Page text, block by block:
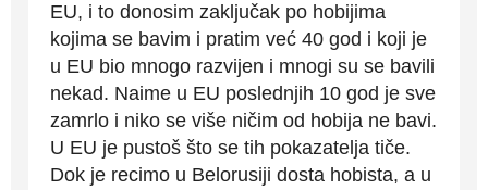
EU, i to donosim zaključak po hobijima
kojima se bavim i pratim već 40 god i koji je
u EU bio mnogo razvijen i mnogi su se bavili
nekad. Naime u EU poslednjih 10 god je sve
zamrlo i niko se više ničim od hobija ne bavi.
U EU je pustoš što se tih pokazatelja tiče.
Dok je recimo u Belorusiji dosta hobista, a u